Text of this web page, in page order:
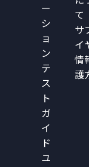
ー
シ
ョ
ン
テ
ス
ト
ガ
イ
ド
ユ
て
サ
イ
情
護